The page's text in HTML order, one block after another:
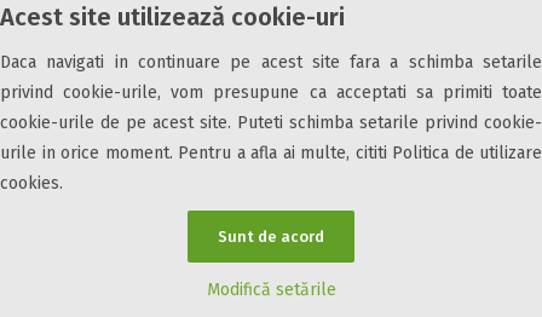
Acest site utilizează cookie-uri
Daca navigati in continuare pe acest site fara a schimba setarile
privind cookie-urile, vom presupune ca acceptati sa primiti toate
cookie-urile de pe acest site. Puteti schimba setarile privind cookie-
urile in orice moment. Pentru a afla ai multe, cititi Politica de utilizare
cookies.
Sunt de acord
Modifică setările
Pensiune completa
Demipensiune
Mic dejun
Accepta animale
Accepta voucher vacanta
Acces persoane cu dizabilități
© 2026 Cazare7. Toate drepturile rezervate.
Obiective turistice Informații utile Parteneri Cazare7 Harta Cazare7